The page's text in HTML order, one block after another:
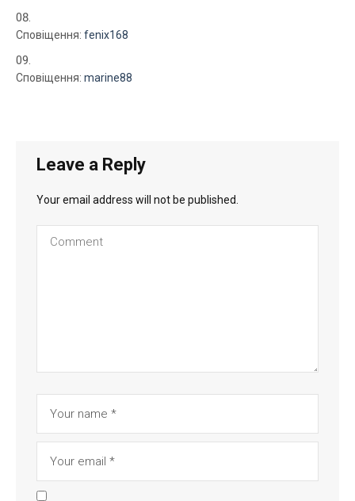
Сповіщення: fenix168
Сповіщення: marine88
Leave a Reply
Your email address will not be published.